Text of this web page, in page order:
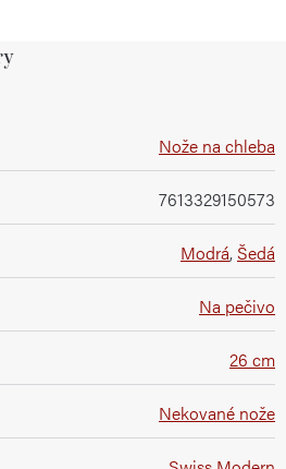
Nože na chleba
7613329150573
Modrá, Šedá
Na pečivo
26 cm
Nekované nože